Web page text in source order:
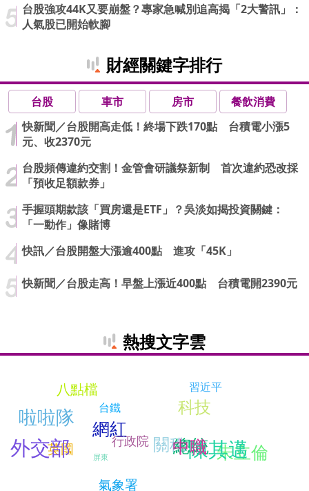
台股強攻44K又要崩盤？專家急喊別追高揭「2大警訊」：
人氣股已開始軟腳
財經關鍵字排行
台股 車市 房市
餐飲消費
快新聞／台股開高走低！終場下跌170點 台積電小漲5
元、收2370元
台股頻傳違約交割！金管會研議祭新制 首次違約恐改採
「預收足額款券」
手握頭期款該「買房還是ETF」？吳淡如揭投資關鍵：
「一動作」像賭博
快訊／台股開盤大漲逾400點 進攻「45K」
快新聞／台股走高！早盤上漲近400點 台積電開2390元
熱搜文字雲
英國
習近平
啦啦隊
朱立倫
關稅
行政院 總統
屏東 陳其邁
八點檔
外交部 中職
氣象署
科技
台鐵
網紅